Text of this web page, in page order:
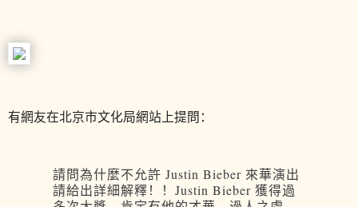
有網友在北京市文化局網站上提問：
請問為什麼不允許 Justin Bieber 來華演出
請給出詳細解釋！！Justin Bieber 獲得過